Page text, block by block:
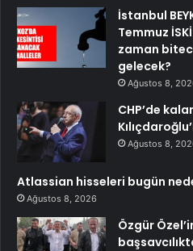
İstanbul
Temmuz
zaman
gelecek?
Ağustos 8,
CHP’de
Ağustos 8,
Atlassian hisseleri bugün
Ağustos 8, 2026
Özgür